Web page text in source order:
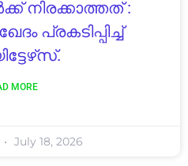
നിരക്കാത്തത് :
പ്രകടിപ്പിച്ച്
MORE
July 18, 2026